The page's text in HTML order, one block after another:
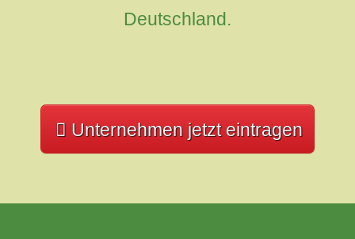
Deutschland.
Unternehmen jetzt eintragen